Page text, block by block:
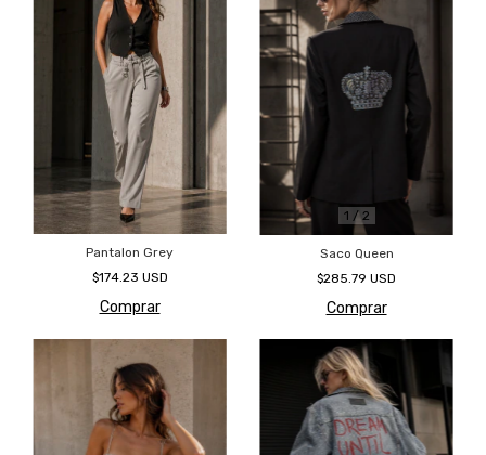
Pantalon Grey
$174.23 USD
Comprar
1 / 2
Saco Queen
$285.79 USD
Comprar